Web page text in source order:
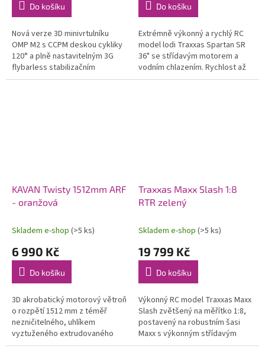
Do košíku
Nová verze 3D minivrtulníku
OMP M2 s CCPM deskou cykliky
120° a plně nastavitelným 3G
flybarless stabilizačním
systémem OFS3+ (přepínatelné
Do košíku
Extrémně výkonný a rychlý RC
model lodi Traxxas Spartan SR
36" se střídavým motorem a
vodním chlazením. Rychlost až
80 km/h. Exkluzivní funkce
KAVAN Twisty 1512mm ARF
- oranžová
Skladem e-shop (>5 ks)
6 990 Kč
Do košíku
3D akrobatický motorový větroň
o rozpětí 1512 mm z téměř
nezničitelného, uhlíkem
vyztuženého extrudovaného
pěnového polyolefinu (EPO).
Traxxas Maxx Slash 1:8
RTR zelený
Skladem e-shop (>5 ks)
19 799 Kč
Do košíku
Výkonný RC model Traxxas Maxx
Slash zvětšený na měřítko 1:8,
postavený na robustním šasi
Maxx s výkonným střídavým
pohonem 6S. Model poskytuje